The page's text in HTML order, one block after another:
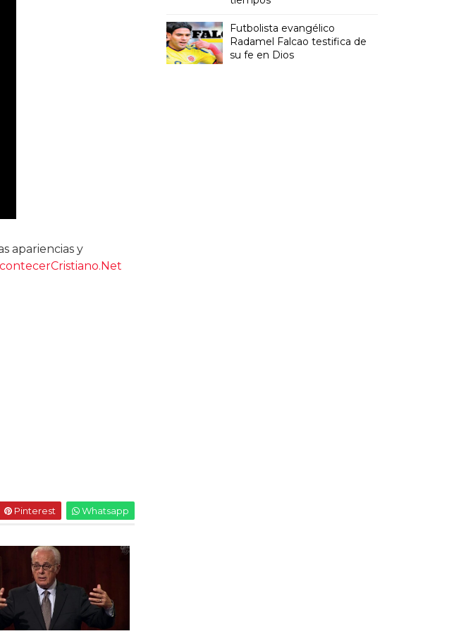
apariencias y
Pinterest Whatsapp
Futbolista evangélico
Radamel Falcao testifica de
su fe en Dios